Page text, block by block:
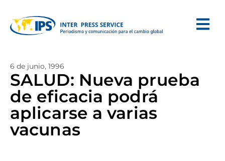
6 de junio, 1996
SALUD: Nueva prueba
de eficacia podrá
aplicarse a varias
vacunas